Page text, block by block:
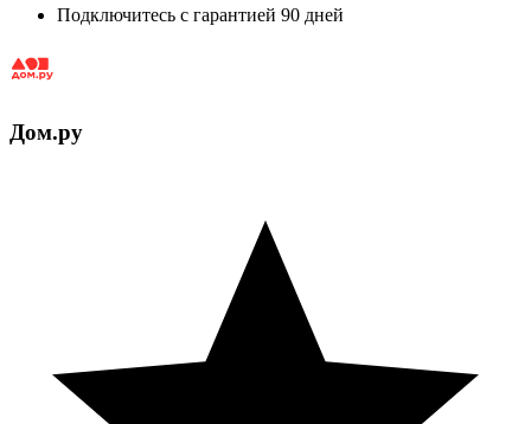
Подключитесь с гарантией 90 дней
Дом.ру